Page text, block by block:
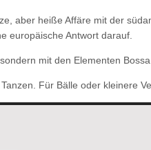
aber heiße Affäre mit der
europäische Antwort darauf.
mit den Elementen
Für Bälle oder kleinere